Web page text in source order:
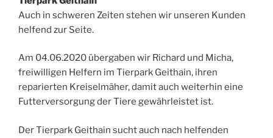
Auch in schweren Zeiten stehen wir unseren Kunden
helfend zur Seite.
Am 04.06.2020 übergaben wir Richard und Micha,
freiwilligen Helfern im Tierpark Geithain, ihren
reparierten Kreiselmäher, damit auch weiterhin eine
Futterversorgung der Tiere gewährleistet ist.
Der Tierpark Geithain sucht auch nach helfenden